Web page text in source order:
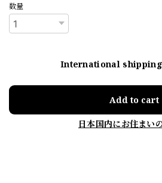
数量
International
Add to cart
日本国内にお住まい